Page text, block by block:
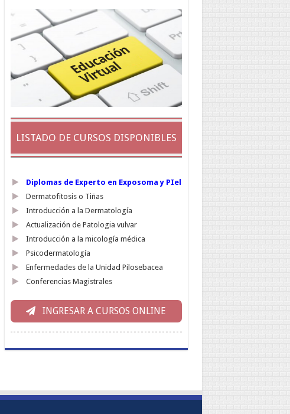
LISTADO DE CURSOS DISPONIBLES
Diplomas de Experto en Exposoma y PIel
Dermatofitosis o Tiñas
Introducción a la Dermatología
Actualización de Patologia vulvar
Introducción a la micología médica
Psicodermatología
Enfermedades de la Unidad Pilosebacea
Conferencias Magistrales
INGRESAR A CURSOS ONLINE